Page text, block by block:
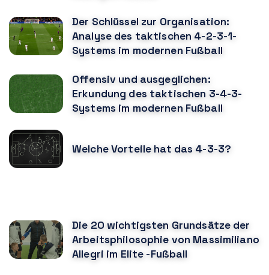
Der Schlüssel zur Organisation:
Analyse des taktischen 4-2-3-1-
Systems im modernen Fußball
Offensiv und ausgeglichen:
Erkundung des taktischen 3-4-3-
Systems im modernen Fußball
Welche Vorteile hat das 4-3-3?
Die 20 wichtigsten Grundsätze der
Arbeitsphilosophie von Massimiliano
Allegri im Elite -Fußball